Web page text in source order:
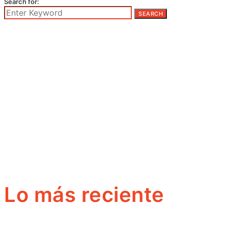
SEARCH
Lo más reciente